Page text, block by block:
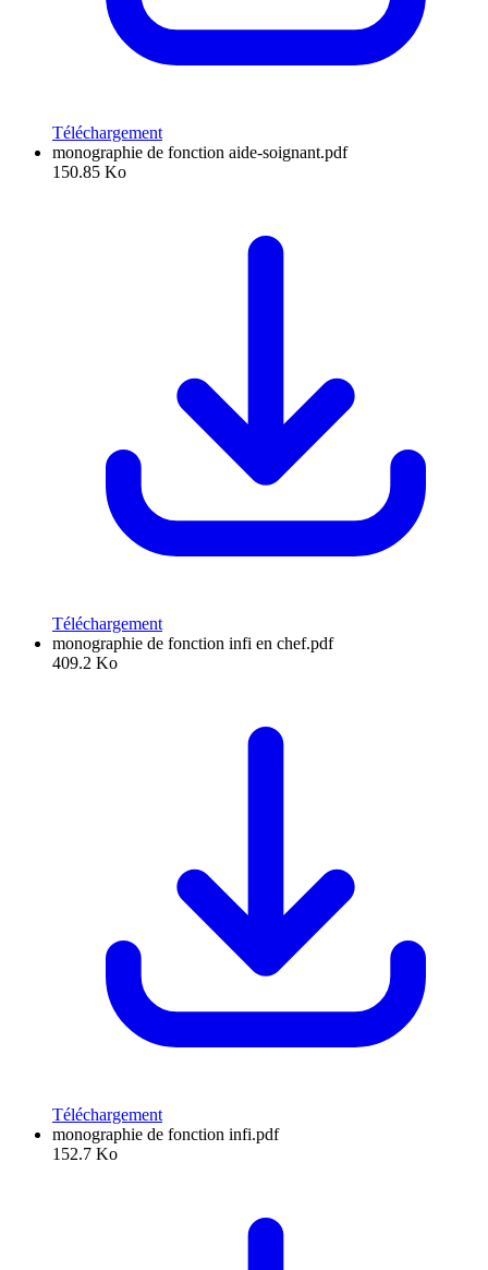
Téléchargement
monographie de fonction aide-soignant.pdf
150.85 Ko
Téléchargement
monographie de fonction infi en chef.pdf
409.2 Ko
Téléchargement
monographie de fonction infi.pdf
152.7 Ko